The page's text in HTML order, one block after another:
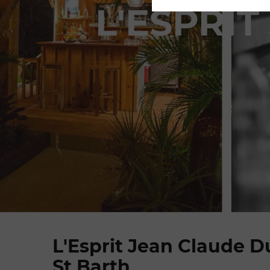
L'Esprit Jean Claude